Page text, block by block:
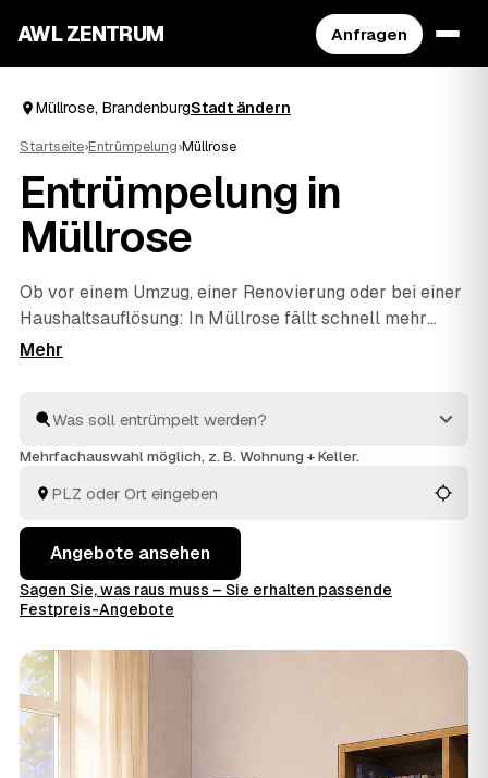
AWL ZENTRUM Anfragen
Müllrose, BrandenburgStadt ändern
Startseite›Entrümpelung›Müllrose
Entrümpelung in
Müllrose
Ob vor einem Umzug, einer Renovierung oder bei einer
Haushaltsauflösung: In Müllrose fällt schnell mehr
Hausrat an, als man allein wegbekommt. Über AWL
Angebote von geprüften Betrieben rund um Müllrose
bisFrankfurtundEisenhüttenstadt. So finden Sie ohne
Preise im Voraus raten.
Mehrfachauswahl möglich, z. B. Wohnung + Keller.
Angebote ansehen
Sagen Sie, was raus muss – Sie erhalten passende
Festpreis-Angebote